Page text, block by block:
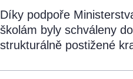
Díky podpoře
školám byly schváleny
strukturálně postižené